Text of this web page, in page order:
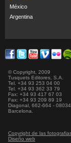
México
Argentina
© Copyright, 2009
Tusquets Editores, S.A.
Tel. +34 93 253 04 00
Tel. +34 93 362 33 79
Fax: +34 93 417 67 03
Fax: +34 93 209 89 19
Diagonal, 662-664 - 08034
Barcelona.
Copyright de las
Diseño web